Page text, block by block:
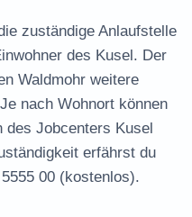
zuständige Anlaufstelle
des Kusel. Der
Waldmohr weitere
nach Wohnort können
des Jobcenters Kusel
erfährst du
00 (kostenlos).